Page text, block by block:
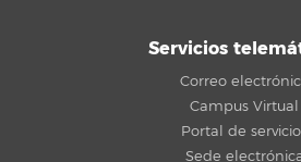
Servicios
Correo
Campus Virtual
Portal de
Sede